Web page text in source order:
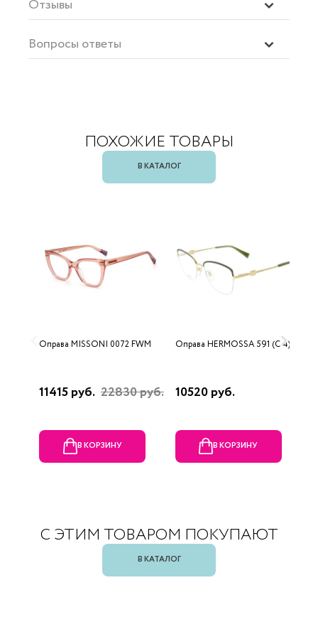
Отзывы
Вопросы ответы
ПОХОЖИЕ ТОВАРЫ
В КАТАЛОГ
Оправа MISSONI 0072 FWM
11415 руб. 22830 руб.
В КОРЗИНУ
Оправа HERMOSSA 591 (C 4)
10520 руб.
В КОРЗИНУ
С ЭТИМ ТОВАРОМ ПОКУПАЮТ
В КАТАЛОГ